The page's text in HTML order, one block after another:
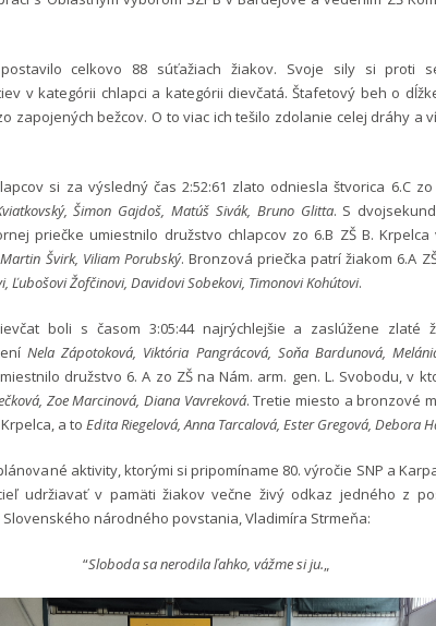
celkovo 88 súťažiach žiakov. Svoje sily si proti
v kategórii chlapci a kategórii dievčatá. Štafetový beh o
zapojených bežcov. O to viac ich tešilo zdolanie celej dráhy a
si za výsledný čas 2:52:61 zlato odniesla štvorica 6.C zo
Šimon Gajdoš, Matúš Sivák, Bruno Glitta. S
priečke umiestnilo družstvo chlapcov zo 6.B ZŠ B. Krpelca
Švirk, Viliam Porubský. Bronzová priečka patrí žiakom 6.A
Ľubošovi Žofčinovi, Davidovi Sobekovi, Timonovi Kohútovi.
boli s časom 3:05:44 najrýchlejšie a zaslúžene zlaté
Nela Zápotoková, Viktória Pangrácová, Soňa Bardunová,
družstvo 6. A zo ZŠ na Nám. arm. gen. L. Svobodu, v
Zoe Marcinová, Diana Vavreková. Tretie miesto a bronzové
a to Edita Riegelová, Anna Tarcalová, Ester Gregová, Debora
aktivity, ktorými si pripomíname 80. výročie SNP a
udržiavať v pamäti žiakov večne živý odkaz jedného z
národného povstania, Vladimíra Strmeňa:
“Sloboda sa nerodila ľahko, vážme si ju.„